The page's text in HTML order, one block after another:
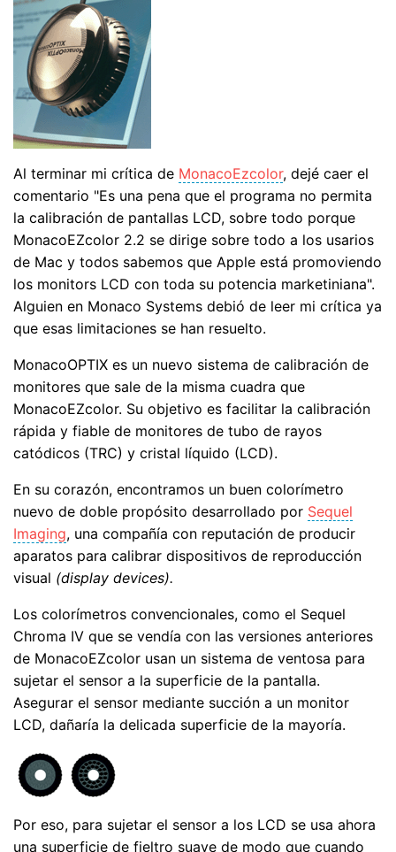
Al terminar mi crítica de MonacoEzcolor, dejé caer el
comentario "Es una pena que el programa no permita
la calibración de pantallas LCD, sobre todo porque
MonacoEZcolor 2.2 se dirige sobre todo a los usarios
de Mac y todos sabemos que Apple está promoviendo
los monitors LCD con toda su potencia marketiniana".
Alguien en Monaco Systems debió de leer mi crítica ya
que esas limitaciones se han resuelto.
MonacoOPTIX es un nuevo sistema de calibración de
monitores que sale de la misma cuadra que
MonacoEZcolor. Su objetivo es facilitar la calibración
rápida y fiable de monitores de tubo de rayos
catódicos (TRC) y cristal líquido (LCD).
En su corazón, encontramos un buen colorímetro
nuevo de doble propósito desarrollado por Sequel
Imaging, una compañía con reputación de producir
aparatos para calibrar dispositivos de reproducción
visual (display devices).
Los colorímetros convencionales, como el Sequel
Chroma IV que se vendía con las versiones anteriores
de MonacoEZcolor usan un sistema de ventosa para
sujetar el sensor a la superficie de la pantalla.
Asegurar el sensor mediante succión a un monitor
LCD, dañaría la delicada superficie de la mayoría.
Por eso, para sujetar el sensor a los LCD se usa ahora
una superficie de fieltro suave de modo que cuando